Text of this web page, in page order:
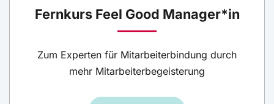
Fernkurs Feel Good Manager*in
Zum Experten für Mitarbeiterbindung durch
mehr Mitarbeiterbegeisterung